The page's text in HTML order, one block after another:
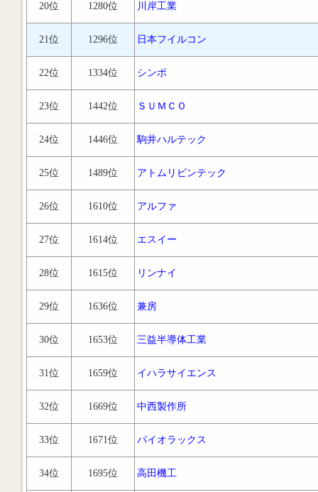
20位 1280位 川岸工業
21位 1296位 日本フイルコン
22位 1334位 シンポ
23位 1442位 ＳＵＭＣＯ
24位 1446位 駒井ハルテック
25位 1489位 アトムリビンテック
26位 1610位 アルファ
27位 1614位 エスイー
28位 1615位 リンナイ
29位 1636位 兼房
30位 1653位 三益半導体工業
31位 1659位 イハラサイエンス
32位 1669位 中西製作所
33位 1671位 パイオラックス
34位 1695位 高田機工